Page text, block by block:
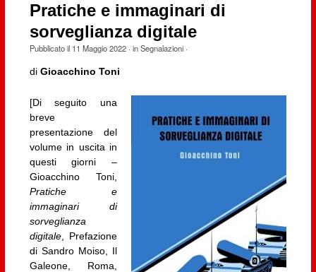
Pratiche e immaginari di
sorveglianza digitale
Pubblicato il 11 Maggio 2022· inSegnalazioni·
di Gioacchino Toni
[Di seguito una
breve
presentazione del
volume in uscita in
questi giorni –
Gioacchino Toni,
Pratiche e
immaginari di
sorveglianza
digitale, Prefazione
di Sandro Moiso, Il
Galeone, Roma,